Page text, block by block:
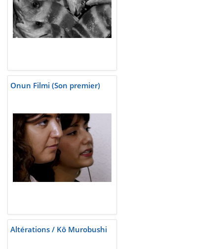
Onun Filmi (Son premier)
Altérations / Kô Murobushi